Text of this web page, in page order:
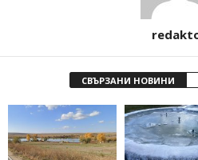
СВЪРЗАНИ НОВИНИ